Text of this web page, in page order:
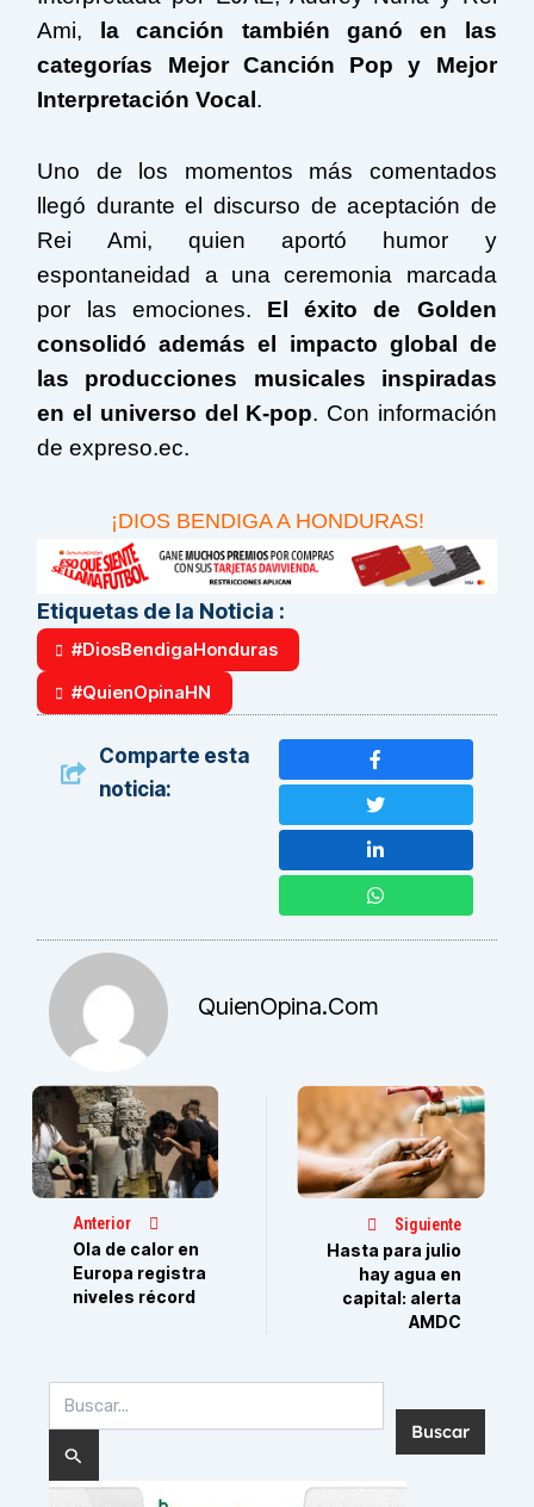
Ami, la canción también ganó en las
categorías Mejor Canción Pop y Mejor
Interpretación Vocal.
Uno de los momentos más comentados
llegó durante el discurso de aceptación de
Rei Ami, quien aportó humor y
espontaneidad a una ceremonia marcada
por las emociones. El éxito de Golden
consolidó además el impacto global de
las producciones musicales inspiradas
en el universo del K-pop. Con información
de expreso.ec.
¡DIOS BENDIGA A HONDURAS!
Etiquetas de la Noticia :
#DiosBendigaHonduras
#QuienOpinaHN
Comparte esta
noticia:
QuienOpina.com
Anterior
Ola de calor en
Europa registra
niveles récord
Siguiente
Hasta para julio
hay agua en
capital: alerta
AMDC
por: